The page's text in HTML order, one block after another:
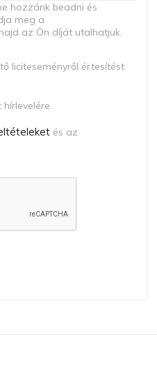
hozzánk beadni és
meg a
az Ön díját utalhatjuk.
liciteseményről értesítést
és az